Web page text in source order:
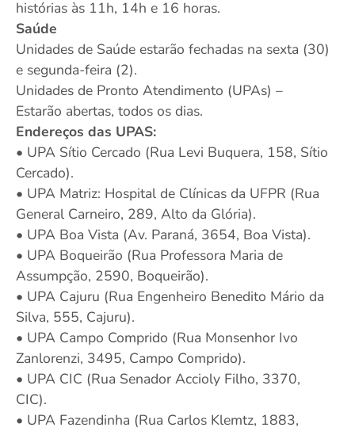
histórias às 11h, 14h e 16 horas.
Saúde
Unidades de Saúde estarão fechadas na sexta (30)
e segunda-feira (2).
Unidades de Pronto Atendimento (UPAs) –
Estarão abertas, todos os dias.
Endereços das UPAS:
• UPA Sítio Cercado (Rua Levi Buquera, 158, Sítio
Cercado).
• UPA Matriz: Hospital de Clínicas da UFPR (Rua
General Carneiro, 289, Alto da Glória).
• UPA Boa Vista (Av. Paraná, 3654, Boa Vista).
• UPA Boqueirão (Rua Professora Maria de
Assumpção, 2590, Boqueirão).
• UPA Cajuru (Rua Engenheiro Benedito Mário da
Silva, 555, Cajuru).
• UPA Campo Comprido (Rua Monsenhor Ivo
Zanlorenzi, 3495, Campo Comprido).
• UPA CIC (Rua Senador Accioly Filho, 3370,
CIC).
• UPA Fazendinha (Rua Carlos Klemtz, 1883,